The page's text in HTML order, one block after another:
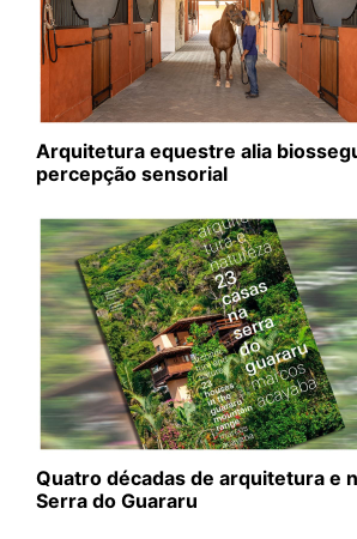
Arquitetura equestre alia
percepção sensorial
Quatro décadas de arquitetura e
Serra do Guararu